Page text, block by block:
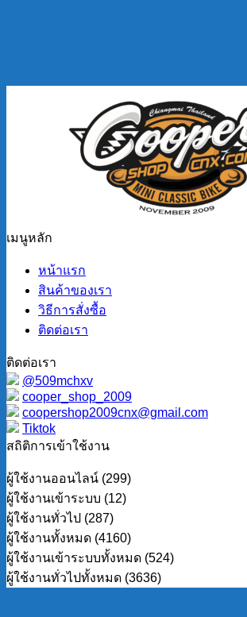
เมนูหลัก
หน้าแรก
สินค้าของเรา
วิธีการสั่งซื้อ
ติดต่อเรา
ติดต่อเรา
@509mchxv
cooper_shop_2009
coopershop2009cnx@gmail.com
Tiktok
สถิติการเข้าใช้งาน
ผู้ใช้งานออนไลน์ (299)
ผู้ใช้งานเข้าระบบ (12)
ผู้ใช้งานทั่วไป (287)
ผู้ใช้งานทั้งหมด (4160)
ผู้ใช้งานเข้าระบบทั้งหมด (524)
ผู้ใช้งานทั่วไปทั้งหมด (3636)